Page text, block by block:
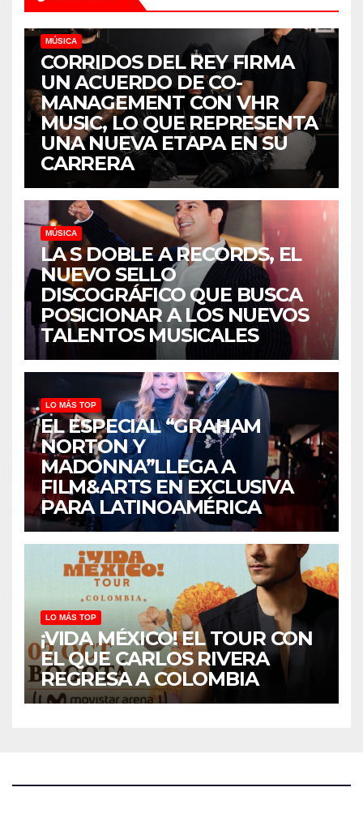
MÚSICA
CORRIDOS DEL REY FIRMA
UN ACUERDO DE CO-
MANAGEMENT CON VHR
MUSIC, LO QUE REPRESENTA
UNA NUEVA ETAPA EN SU
CARRERA
MÚSICA
LA S DOBLE A RECORDS, EL
NUEVO SELLO
DISCOGRÁFICO QUE BUSCA
POSICIONAR A LOS NUEVOS
TALENTOS MUSICALES
LO MÁS TOP
EL ESPECIAL “GRAHAM
NORTON Y
MADONNA”LLEGA A
FILM&ARTS EN EXCLUSIVA
PARA LATINOAMÉRICA
LO MÁS TOP
¡VIDA MÉXICO! EL TOUR CON
EL QUE CARLOS RIVERA
REGRESA A COLOMBIA